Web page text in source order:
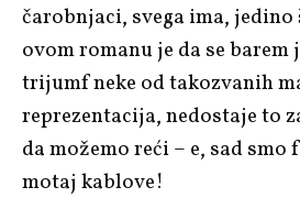
čarobnjaci, svega ima, jedino
ovom romanu je da se
trijumf neke od takozvanih
reprezentacija, nedostaje to
da možemo reći – e, sad
motaj kablove!